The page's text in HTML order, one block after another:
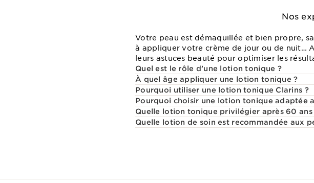
Nos
Votre peau est démaquillée et bien propre,
à appliquer votre crème de jour ou de nuit…
leurs astuces beauté pour optimiser les
Quel est le rôle d’une lotion tonique ?
À quel âge appliquer une lotion tonique ?
Pourquoi utiliser une lotion tonique Clarins ?
Pourquoi choisir une lotion tonique adaptée
Quelle lotion tonique privilégier après 60 ans
Quelle lotion de soin est recommandée aux